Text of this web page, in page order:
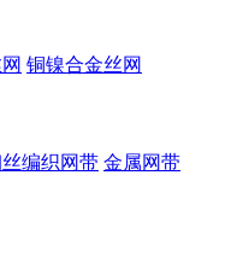
铜镍合金丝网
编织网带 金属网带